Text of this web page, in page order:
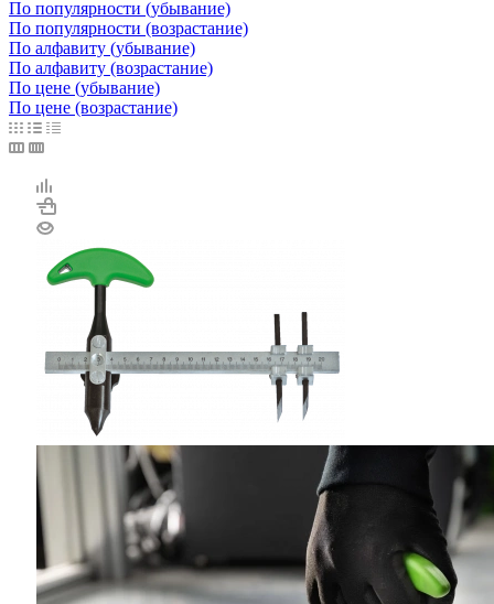
По популярности (убывание)
По популярности (возрастание)
По алфавиту (убывание)
По алфавиту (возрастание)
По цене (убывание)
По цене (возрастание)